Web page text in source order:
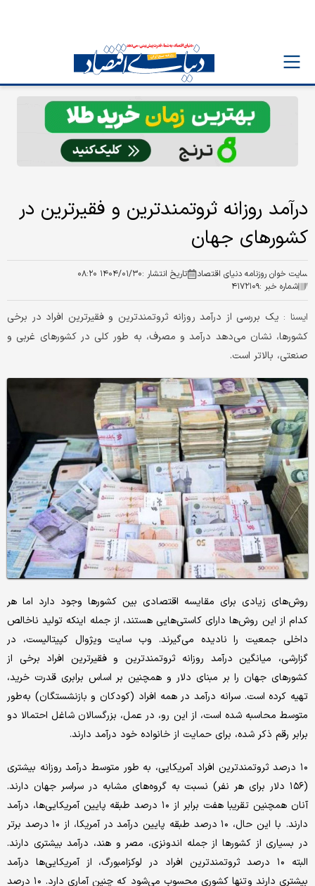
درآمد روزانه ثروتمندترین و فقیرترین در
کشورهای جهان
سایت خوان روزنامه دنیای اقتصاد تاریخ انتشار :۱۴۰۴/۰۱/۳۰ ۰۸:۲۰
شماره خبر :۴۱۷۲۱۰۹
ايسنا : یک بررسی از درآمد روزانه ثروتمندترین و فقیرترین افراد در برخی
کشورها، نشان می‌دهد درآمد و مصرف، به‌ طور کلی در کشورهای غربی و
صنعتی، بالاتر است.
روش‌های زیادی برای مقایسه اقتصادی بین کشورها وجود دارد اما هر
کدام از این روش‌ها دارای کاستی‌هایی هستند، از جمله اینکه تولید ناخالص
داخلی جمعیت را نادیده می‌گیرند. وب سایت ویژوال کپیتالیست، در
گزارشی، میانگین درآمد روزانه ثروتمندترین و فقیرترین افراد برخی از
کشورهای جهان را بر مبنای دلار و همچنین بر اساس برابری قدرت خرید،
تهیه کرده است. سرانه درآمد در همه افراد (کودکان و بازنشستگان) به‌طور
متوسط ‌محاسبه شده است، از این رو، در عمل، بزرگسالان شاغل احتمالا دو
برابر رقم ذکر شده، برای حمایت از خانواده خود درآمد دارند.
۱۰ درصد ثروتمندترین افراد آمریکایی، به‌ طور متوسط ‌درآمد روزانه بیشتری
(۱۵۶ دلار برای هر نفر) نسبت به گروه‌های مشابه در سراسر جهان دارند.
آنان همچنین تقریبا هفت برابر از ۱۰ درصد طبقه پایین آمریکایی‌ها، درآمد
دارند. با این حال، ۱۰ درصد طبقه پایین درآمد در آمریکا، از ۱۰ درصد برتر
در بسیاری از کشورها از جمله اندونزی، مصر و هند، درآمد بیشتری دارند.
البته ۱۰ درصد ثروتمندترین افراد در لوکزامبورگ، از آمریکایی‌ها درآمد
بیشتری دارند و تنها کشوری محسوب می‌شود که چنین آماری دارد. ۱۰ درصد